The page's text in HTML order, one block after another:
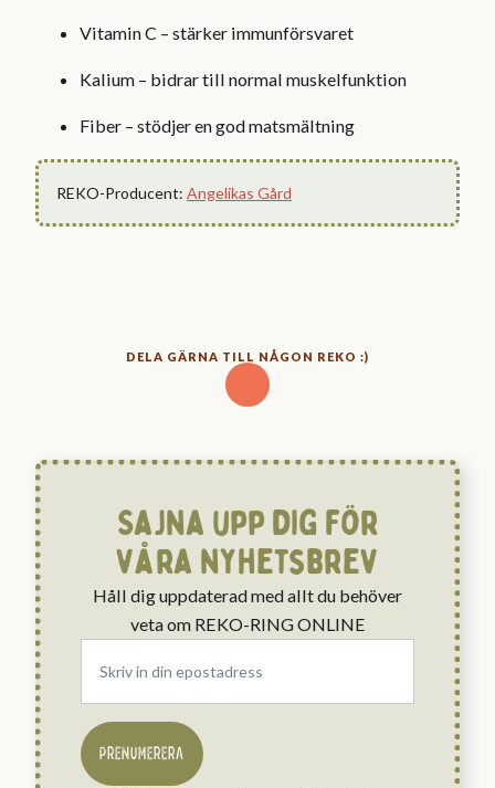
Vitamin C – stärker immunförsvaret
Kalium – bidrar till normal muskelfunktion
Fiber – stödjer en god matsmältning
REKO-Producent: Angelikas Gård
DELA GÄRNA TILL NÅGON REKO :)
Sajna upp dig för
våra nyhetsbrev
Håll dig uppdaterad med allt du behöver
veta om REKO-RING ONLINE
Email
PRENUMERERA